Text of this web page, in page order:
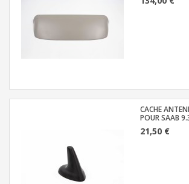
CACHE
POUR SAAB
21,50 €